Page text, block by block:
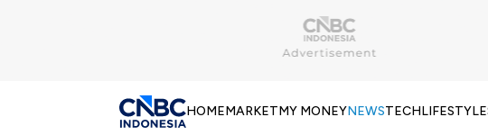
HOMEMARKETMY MONEYNEWSTECHLIFESTYLE